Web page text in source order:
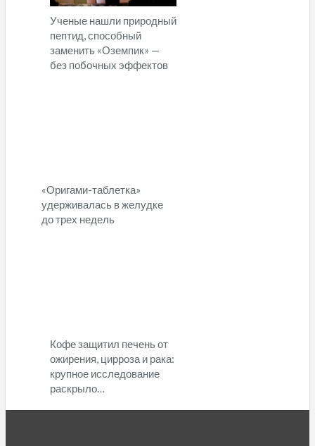
Ученые нашли природный
пептид, способный
заменить «Оземпик» —
без побочных эффектов
«Оригами-таблетка»
удерживалась в желудке
до трех недель
Кофе защитил печень от
ожирения, цирроза и рака:
крупное исследование
раскрыло…